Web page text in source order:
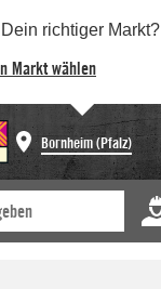
Dein richtiger Markt?
Markt wählen
Bornheim (Pfalz)